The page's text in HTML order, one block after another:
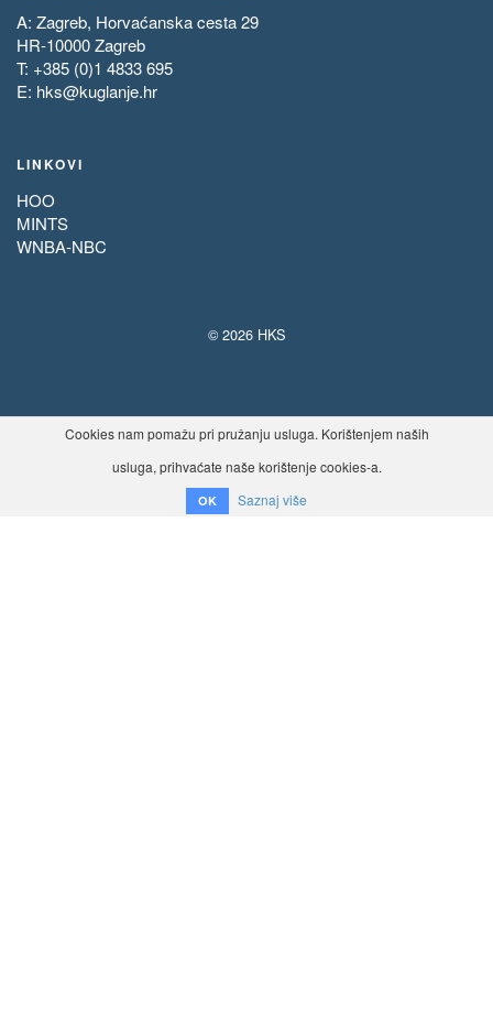
A: Zagreb, Horvaćanska cesta 29
HR-10000 Zagreb
T: +385 (0)1 4833 695
E: hks@kuglanje.hr
LINKOVI
HOO
MINTS
WNBA-NBC
© 2026 HKS
Cookies nam pomažu pri pružanju usluga. Korištenjem naših
usluga, prihvaćate naše korištenje cookies-a.
OK Saznaj više